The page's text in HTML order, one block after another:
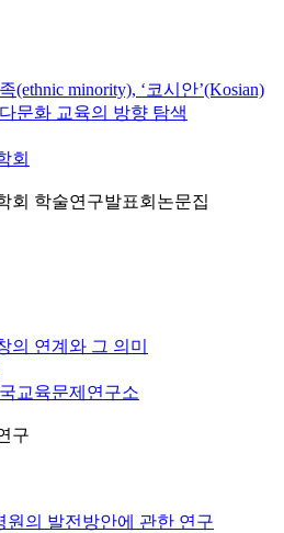
(ethnic minority), ‘코시안’(Kosian)
문화 교육의 방향 탐색
회
회 학술연구발표회논문집
의 연계와 그 의미
교육문제연구소
구
원의 발전방안에 관한 연구